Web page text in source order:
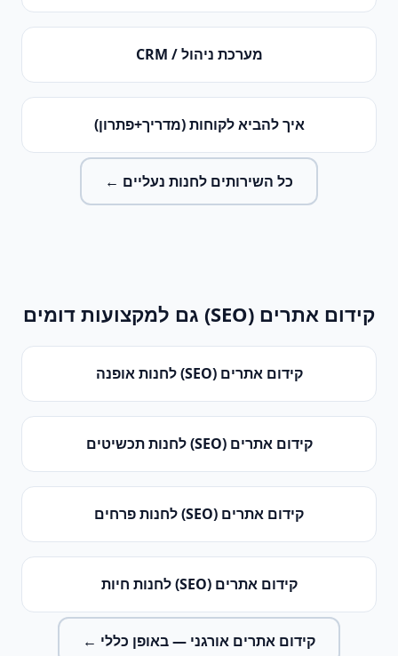
מערכת ניהול / CRM
איך להביא לקוחות (מדריך+פתרון)
כל השירותים לחנות נעליים ←
קידום אתרים (SEO) גם למקצועות דומים
קידום אתרים (SEO) לחנות אופנה
קידום אתרים (SEO) לחנות תכשיטים
קידום אתרים (SEO) לחנות פרחים
קידום אתרים (SEO) לחנות חיות
קידום אתרים אורגני — באופן כללי ←